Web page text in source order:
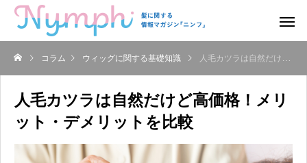
コラム ウィッグに関する基礎知識 人毛カツラは自然だけど高価格！メリット・デメリットを比較
人毛カツラは自然だけど高価格！メリ
ット・デメリットを比較